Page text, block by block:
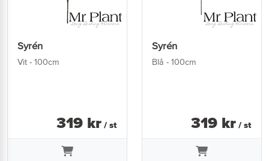
Syrén
Vit - 100cm
319 kr / st
Syrén
Blå - 100cm
319 kr / st